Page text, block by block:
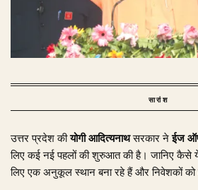
सारांश
उत्तर प्रदेश कीयोगी आदित्यनाथसरकार नेईज
लिए कई नई पहलों की शुरुआत की है। जानिए कैसे
लिए एक अनुकूल स्थान बना रहे हैं और निवेशकों को